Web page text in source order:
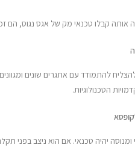
אותה קבלו טכנאי מק של אגס נגוס, הם
להתמודד עם אתגרים שונים
הטכנולוגיות.
יהיה טכנאי. אם הוא ניצב בפני